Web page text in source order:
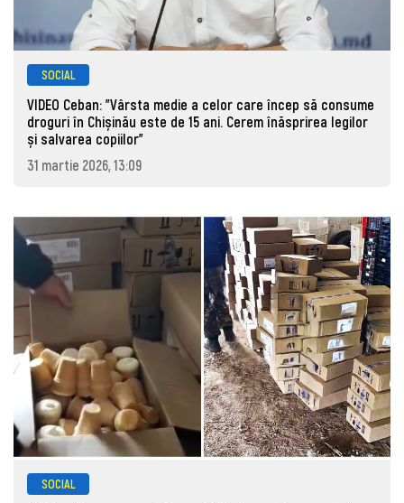
SOCIAL
VIDEO Ceban: "Vârsta medie a celor care încep să consume
droguri în Chișinău este de 15 ani. Cerem înăsprirea legilor
și salvarea copiilor"
31 martie 2026, 13:09
SOCIAL